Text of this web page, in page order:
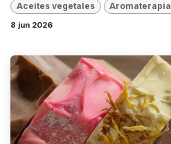
Aceites vegetales Aromaterapia
8 jun 2026